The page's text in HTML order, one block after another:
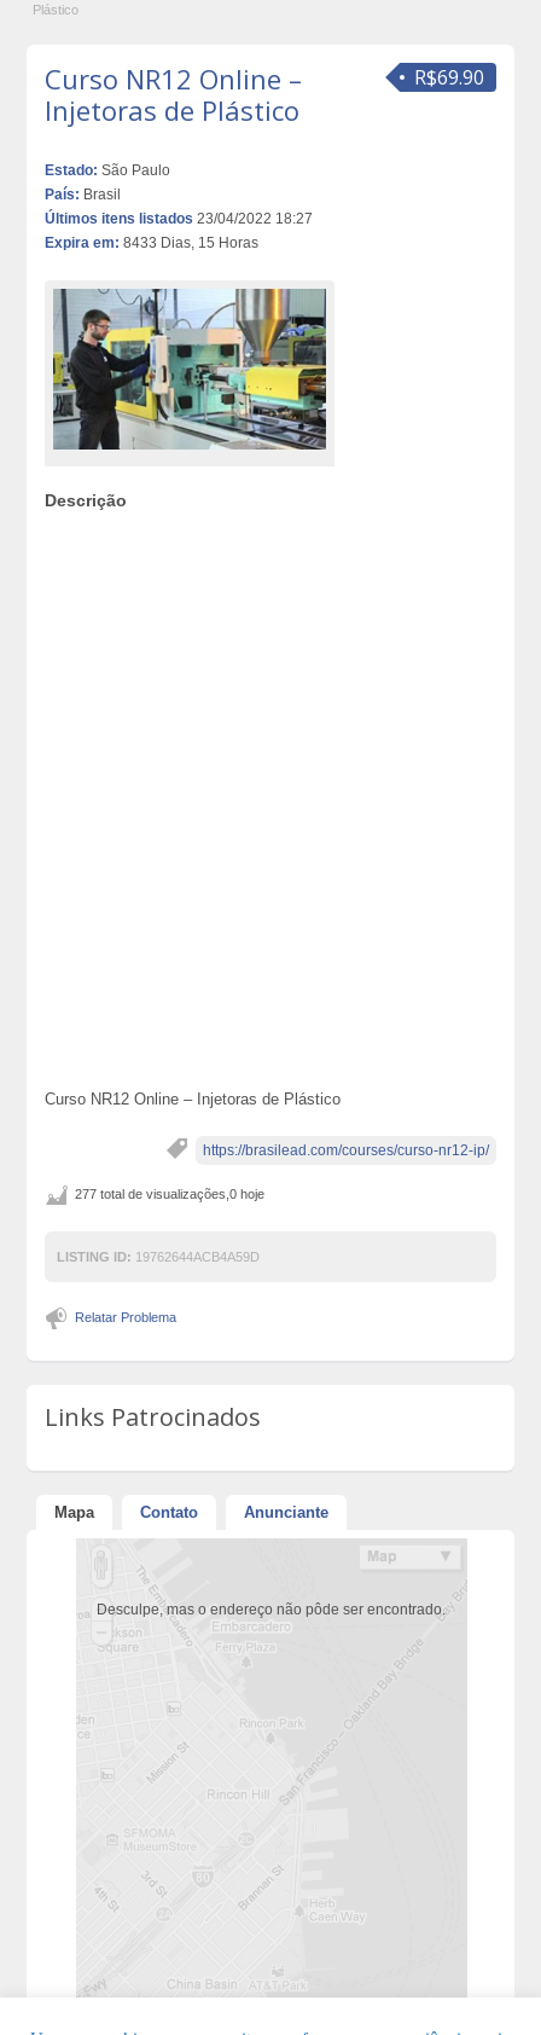
Plástico
R$69.90
Curso NR12 Online –
Injetoras de Plástico
Estado: São Paulo
País: Brasil
Últimos itens listados 23/04/2022 18:27
Expira em: 8433 Dias, 15 Horas
Descrição
Curso NR12 Online – Injetoras de Plástico
https://brasilead.com/courses/curso-nr12-ip/
277 total de visualizações,0 hoje
LISTING ID: 19762644ACB4A59D
Relatar Problema
Links Patrocinados
Mapa Contato Anunciante
Desculpe, mas o endereço não pôde ser encontrado.